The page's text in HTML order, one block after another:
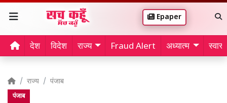
Epaper
देश विदेश राज्य Fraud Alert अध्यात्म
राज्य पंजाब
पंजाब